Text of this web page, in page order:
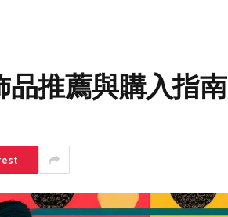
推薦與購入指南